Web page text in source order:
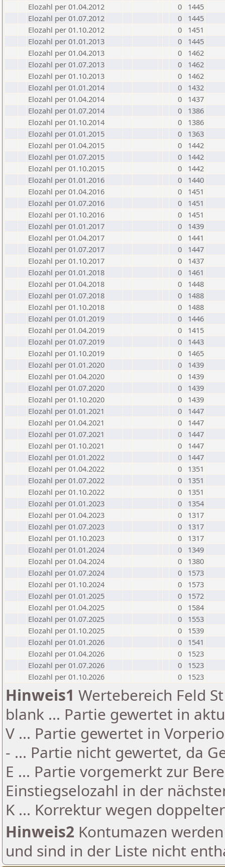
Elozahl per 01.04.2012
0
1445
Elozahl per 01.07.2012
0
1445
Elozahl per 01.10.2012
0
1451
Elozahl per 01.01.2013
0
1445
Elozahl per 01.04.2013
0
1462
Elozahl per 01.07.2013
0
1462
Elozahl per 01.10.2013
0
1462
Elozahl per 01.01.2014
0
1432
Elozahl per 01.04.2014
0
1437
Elozahl per 01.07.2014
0
1386
Elozahl per 01.10.2014
0
1386
Elozahl per 01.01.2015
0
1363
Elozahl per 01.04.2015
0
1442
Elozahl per 01.07.2015
0
1442
Elozahl per 01.10.2015
0
1442
Elozahl per 01.01.2016
0
1440
Elozahl per 01.04.2016
0
1451
Elozahl per 01.07.2016
0
1451
Elozahl per 01.10.2016
0
1451
Elozahl per 01.01.2017
0
1439
Elozahl per 01.04.2017
0
1441
Elozahl per 01.07.2017
0
1447
Elozahl per 01.10.2017
0
1437
Elozahl per 01.01.2018
0
1461
Elozahl per 01.04.2018
0
1448
Elozahl per 01.07.2018
0
1488
Elozahl per 01.10.2018
0
1488
Elozahl per 01.01.2019
0
1446
Elozahl per 01.04.2019
0
1415
Elozahl per 01.07.2019
0
1443
Elozahl per 01.10.2019
0
1465
Elozahl per 01.01.2020
0
1439
Elozahl per 01.04.2020
0
1439
Elozahl per 01.07.2020
0
1439
Elozahl per 01.10.2020
0
1439
Elozahl per 01.01.2021
0
1447
Elozahl per 01.04.2021
0
1447
Elozahl per 01.07.2021
0
1447
Elozahl per 01.10.2021
0
1447
Elozahl per 01.01.2022
0
1447
Elozahl per 01.04.2022
0
1351
Elozahl per 01.07.2022
0
1351
Elozahl per 01.10.2022
0
1351
Elozahl per 01.01.2023
0
1354
Elozahl per 01.04.2023
0
1317
Elozahl per 01.07.2023
0
1317
Elozahl per 01.10.2023
0
1317
Elozahl per 01.01.2024
0
1349
Elozahl per 01.04.2024
0
1380
Elozahl per 01.07.2024
0
1573
Elozahl per 01.10.2024
0
1573
Elozahl per 01.01.2025
0
1572
Elozahl per 01.04.2025
0
1584
Elozahl per 01.07.2025
0
1553
Elozahl per 01.10.2025
0
1539
Elozahl per 01.01.2026
0
1541
Elozahl per 01.04.2026
0
1523
Elozahl per 01.07.2026
0
1523
Elozahl per 01.10.2026
0 1523
Hinweis1 Wertebereich Feld
blank ... Partie gewertet in
V ... Partie gewertet in
- ... Partie nicht gewertet, da
E ... Partie vorgemerkt zur
Einstiegselozahl in der
K ... Korrektur wegen
Hinweis2 Kontumazen
und sind in der Liste nicht